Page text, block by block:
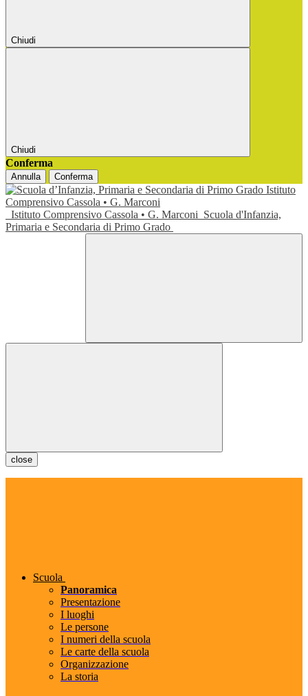
Chiudi
Chiudi
Conferma
Annulla Conferma
Istituto Comprensivo Cassola • G. Marconi Scuola d'Infanzia,
Primaria e Secondaria di Primo Grado
close
Scuola
Panoramica
Presentazione
I luoghi
Le persone
I numeri della scuola
Le carte della scuola
Organizzazione
La storia